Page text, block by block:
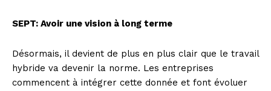
SEPT: Avoir une vision à long terme
Désormais, il devient de plus en plus clair que le travail
hybride va devenir la norme. Les entreprises
commencent à intégrer cette donnée et font évoluer